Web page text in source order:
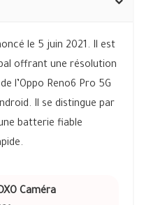
le 5 juin 2021. Il est
offrant une résolution
l’Oppo Reno6 Pro 5G
Il se distingue par
batterie fiable
Caméra